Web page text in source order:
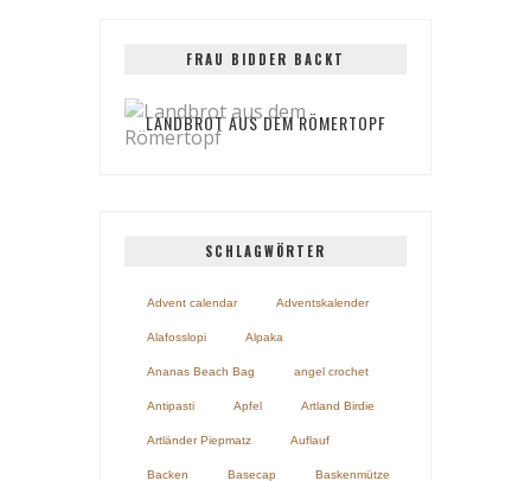
FRAU BIDDER BACKT
LANDBROT AUS DEM RÖMERTOPF
SCHLAGWÖRTER
Advent calendar Adventskalender
Alafosslopi Alpaka
Ananas Beach Bag angel crochet
Antipasti Apfel Artland Birdie
Artländer Piepmatz Auflauf
Backen Basecap Baskenmütze